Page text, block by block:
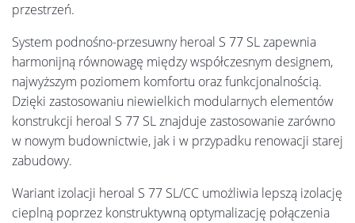
przestrzeń.
System podnośno-przesuwny heroal S 77 SL zapewnia
harmonijną równowagę między współczesnym designem,
najwyższym poziomem komfortu oraz funkcjonalnością.
Dzięki zastosowaniu niewielkich modularnych elementów
konstrukcji heroal S 77 SL znajduje zastosowanie zarówno
w nowym budownictwie, jak i w przypadku renowacji starej
zabudowy.
Wariant izolacji heroal S 77 SL/CC umożliwia lepszą izolację
cieplną poprzez konstruktywną optymalizację połączenia